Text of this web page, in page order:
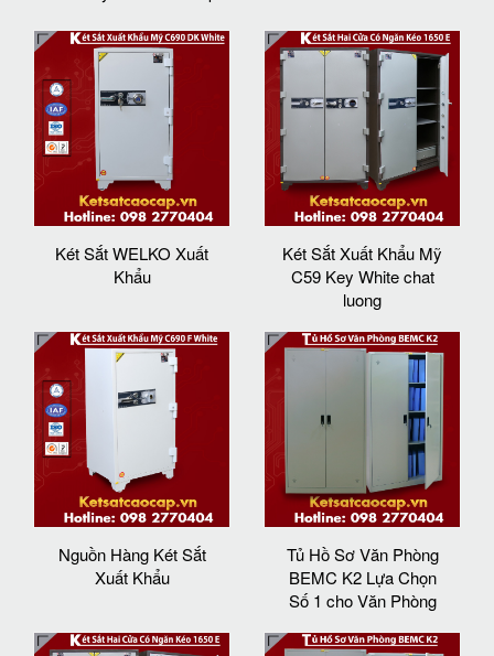
Két Sắt WELKO Xuất
Khẩu
Két Sắt Xuất Khẩu Mỹ
C59 Key White chat
luong
Nguồn Hàng Két Sắt
Xuất Khẩu
Tủ Hồ Sơ Văn Phòng
BEMC K2 Lựa Chọn
Số 1 cho Văn Phòng